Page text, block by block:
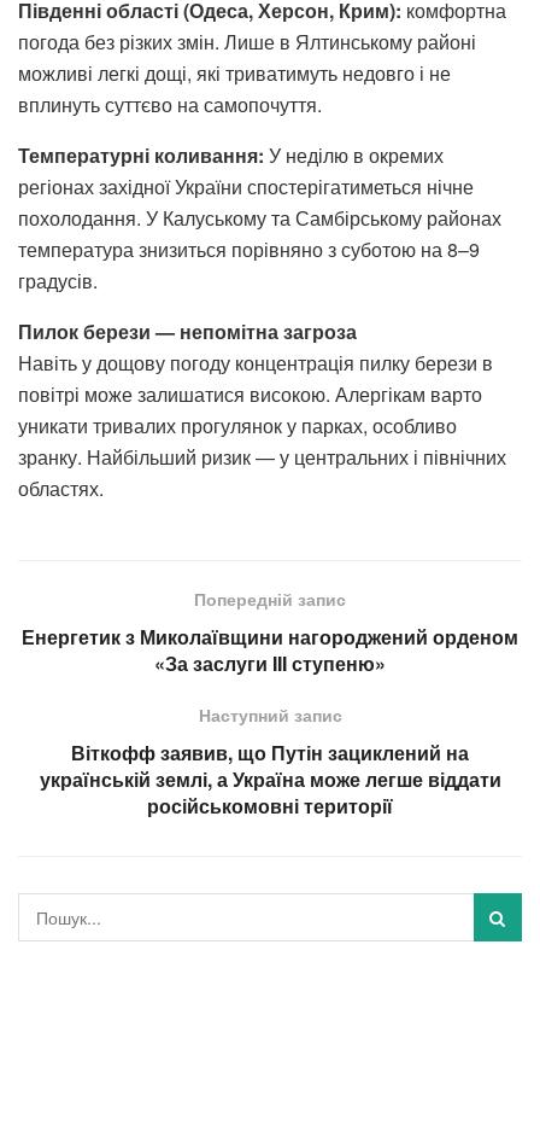
Південні області (Одеса, Херсон, Крим): комфортна
погода без різких змін. Лише в Ялтинському районі
можливі легкі дощі, які триватимуть недовго і не
вплинуть суттєво на самопочуття.
Температурні коливання: У неділю в окремих
регіонах західної України спостерігатиметься нічне
похолодання. У Калуському та Самбірському районах
температура знизиться порівняно з суботою на 8–9
градусів.
Пилок берези — непомітна загроза
Навіть у дощову погоду концентрація пилку берези в
повітрі може залишатися високою. Алергікам варто
уникати тривалих прогулянок у парках, особливо
зранку. Найбільший ризик — у центральних і північних
областях.
Попередній запис
Енергетик з Миколаївщини нагороджений орденом
«За заслуги III ступеню»
Наступний запис
Віткофф заявив, що Путін зациклений на
українській землі, а Україна може легше віддати
російськомовні території